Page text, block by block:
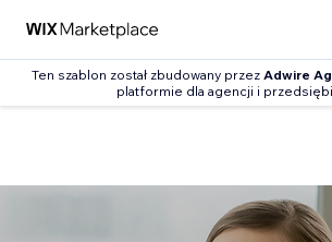
Ten szablon został zbudowany przez Adwire
platformie dla agencji i